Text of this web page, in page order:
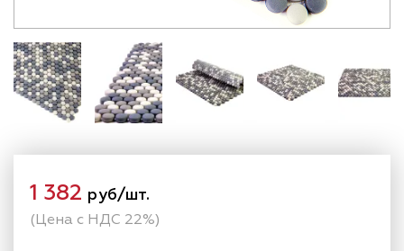
1 382 руб/шт.
(Цена с НДС 22%)